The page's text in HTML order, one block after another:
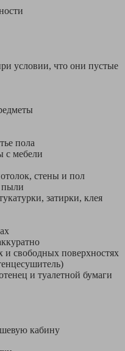
условии, что они пустые
пола
с мебели
стены и пол
пыли
затирки, клея
свободных поверхностях
и туалетной бумаги
кабину